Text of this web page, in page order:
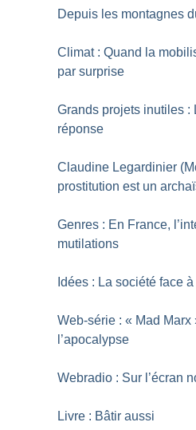
Depuis les montagnes
Climat : Quand la
par surprise
Grands projets inutiles :
réponse
Claudine Legardinier
prostitution est un
Genres : En France,
mutilations
Idées : La société face
Web-série : « Mad Marx
l’apocalypse
Webradio : Sur l’écran
Livre : Bâtir aussi